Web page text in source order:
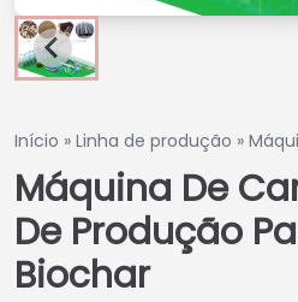
Início » Linha de produção »
Máquina De
De Produção
Biochar